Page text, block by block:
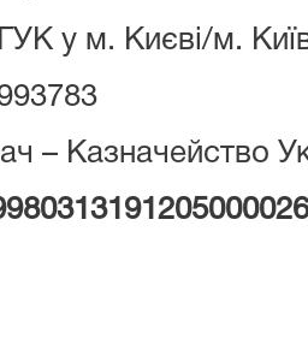
ГУК у м. Києві/м.
– Казначейство